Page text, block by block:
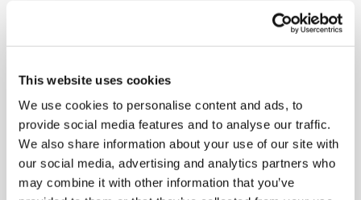
This website uses cookies
We use cookies to personalise content and ads, to
provide social media features and to analyse our traffic.
We also share information about your use of our site with
our social media, advertising and analytics partners who
may combine it with other information that you’ve
telc in der Presse
Aktuelles
Shop CampusTrainingCommunity
Satzklammer bevorstehen, aber sie behalten das
natürlich für sich. Denn beim induktiven Vorgehen
finden die Teilnehmendendie Regel von ganz allein.
Im Fall der Freundinnnen können die Teilnehmenden
nun die Aufgabe erhalten, im Dialog herauszusuchen,
was Freundin A und B jeweils gemacht haben. Auch die
Aufgabe an die Lernenden ist also in die
kommunikative Situation eingebettet. Gemeinsam soll
nun über vergangenen Aktivitäten gesprochen werden
und der/ die Kursleitende lässt die Teilnehmenden erst